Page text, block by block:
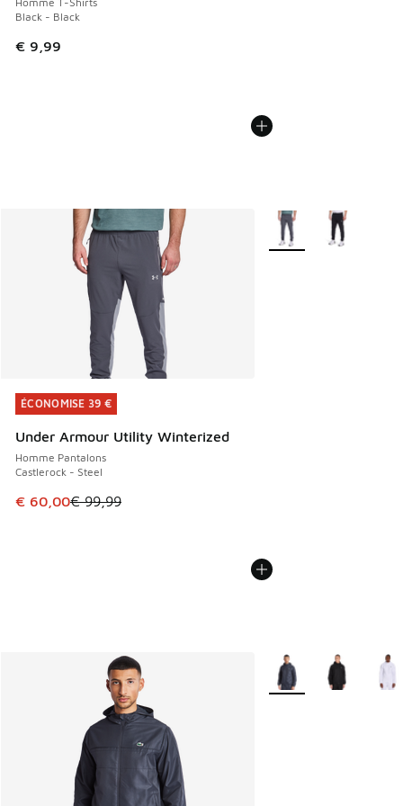
Black - Black
€ 9,99
ÉCONOMISE 39 €
Under Armour Utility Winterized
Homme Pantalons
Castlerock - Steel
Cet article est en promotion. Prix en baisse de € 99,99 à
€ 60,00€ 99,99
ÉCONOMISE 39 €
Plus de couleurs
Plus de couleurs